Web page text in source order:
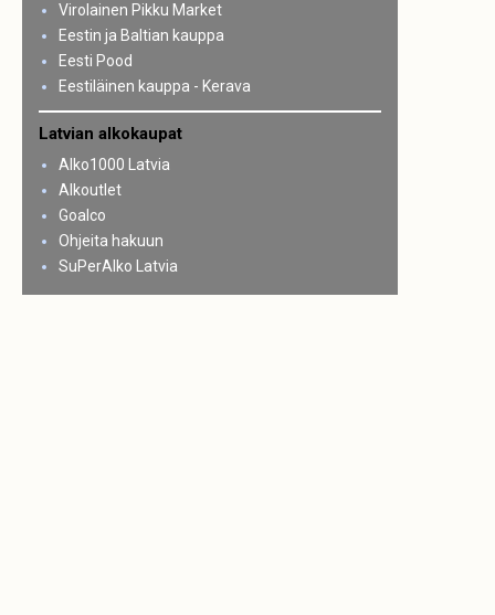
Virolainen Pikku Market
Eestin ja Baltian kauppa
Eesti Pood
Eestiläinen kauppa - Kerava
Latvian alkokaupat
Alko1000 Latvia
Alkoutlet
Goalco
Ohjeita hakuun
SuPerAlko Latvia